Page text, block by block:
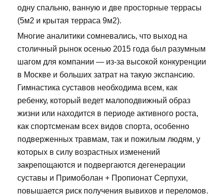
одну спальню, ванную и две просторные террасы
(5м2 и крытая терраса 9м2).
Многие аналитики сомневались, что выход на
столичный рынок осенью 2015 года был разумным
шагом для компании — из-за высокой конкуренции
в Москве и больших затрат на такую экспансию.
Гимнастика суставов необходима всем, как
ребенку, который ведет малоподвижный образ
жизни или находится в периоде активного роста,
как спортсменам всех видов спорта, особенно
подверженных травмам, так и пожилым людям, у
которых в силу возрастных изменений
закрепощаются и подвергаются дегенерации
суставы и Примоболан + Пропионат Серпухи,
повышается риск получения вывихов и переломов.